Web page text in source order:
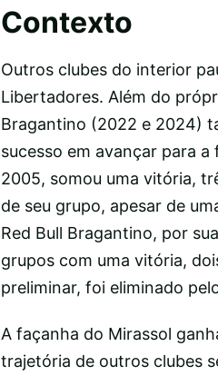
Contexto
Outros clubes do interior
Libertadores. Além do
Bragantino (2022 e 2024)
sucesso em avançar para
2005, somou uma vitória,
de seu grupo, apesar de
Red Bull Bragantino, por
grupos com uma vitória,
preliminar, foi eliminado
A façanha do Mirassol
trajetória de outros clubes